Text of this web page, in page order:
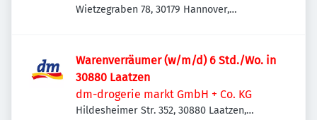
Wietzegraben 78, 30179 Hannover,
Warenverräumer (w/m/d) 6 Std./Wo. in
30880 Laatzen
dm-drogerie markt GmbH + Co. KG
Hildesheimer Str. 352, 30880 Laatzen,